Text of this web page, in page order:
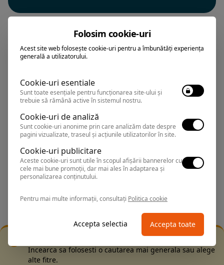
Sorteaza dupa:
All Inclusive
BEST PRICE
Exclusiv Paradis
Stele 1-5
Filtrarea nu a returnat niciun rezultat
Incearca sa folosesti o cautarea mai generala sau alege
alte fitre.
Folosim cookie-uri
Acest site web folosește cookie-uri pentru a îmbunătăți experiența
generală a utilizatorului.
Cookie-uri esentiale
Sunt toate esențiale pentru funcționarea site-ului și
trebuie să rămână active în sistemul nostru.
Cookie-uri de analiză
Sunt cookie-uri anonime prin care analizăm date despre
pagini vizualizate, traseul și acțiunile utilizatorilor în site.
Cookie-uri publicitare
Aceste cookie-uri sunt utile în scopul afișării bannerelor cu
cele mai bune promoții, dar mai ales în adaptarea și
personalizarea conținutului.
Pentru mai multe informații, consultați Politica cookie
Accepta selectia Accepta toate